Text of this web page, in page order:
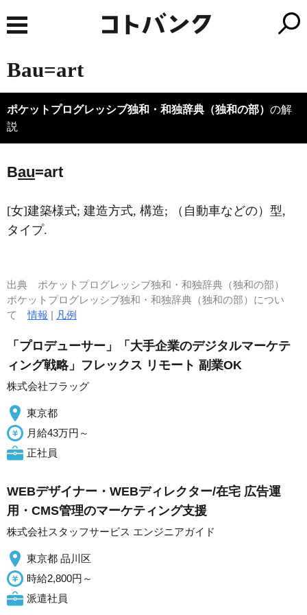
Bau=art
ポケットプログレッシブ独和・和独辞典（独和の部） の解
説
Bau=art
[女]建築様式; 建造方式, 構造; （自動車などの）型,
タイプ.
出典 ポケットプログレッシブ独和・和独辞典（独和の部）
ポケットプログレッシブ独和・和独辞典（独和の部）につい
て情報 | 凡例
「プロデューサー」「大手企業のデジタルマーケテ
ィング戦略」フレックス リモート 副業OK
株式会社フラッグ
東京都
月給43万円～
正社員
WEBデザイナー・WEBディレクター/在宅 広告運
用・CMS管理のマーケティング支援
株式会社スタッフサービス エンジニアガイド
東京都 品川区
時給2,800円～
派遣社員